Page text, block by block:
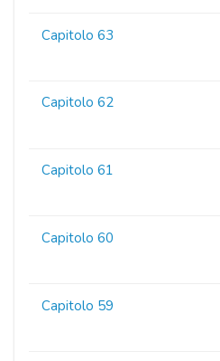
Capitolo 63
Capitolo 62
Capitolo 61
Capitolo 60
Capitolo 59